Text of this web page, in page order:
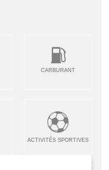
CARBURANT
ACTIVITÉS SPORTIVES